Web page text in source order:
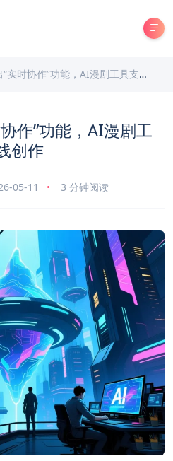
作”功能，AI漫剧工具支持多人同时在线创作
作”功能，AI漫剧工
创作
05-11 3 分钟阅读